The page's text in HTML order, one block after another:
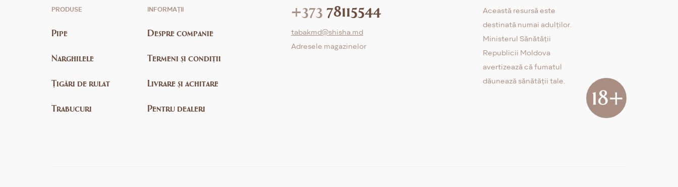
PRODUSE
Pipe
Narghilele
Țigări de rulat
Trabucuri
INFORMAȚII
Despre companie
Termeni și condiții
Livrare și achitare
Pentru dealeri
+373 78115544
tabakmd@shisha.md
Adresele magazinelor
Această resursă este
destinată numai adulților.
Ministerul Sănătății
Republicii Moldova
avertizează că fumatul
dăunează sănătății tale.